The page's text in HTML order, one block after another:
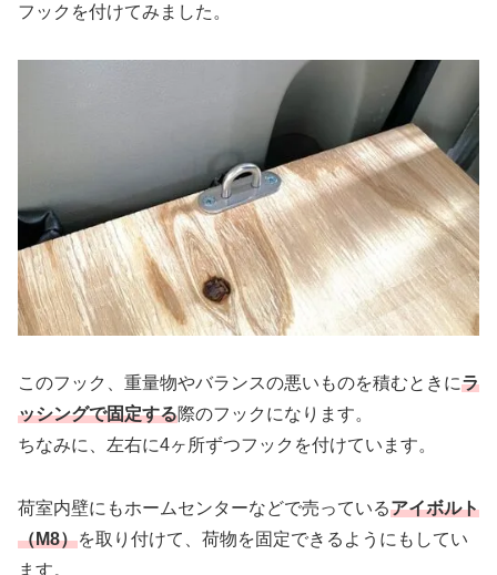
フックを付けてみました。
このフック、重量物やバランスの悪いものを積むときにラ
ッシングで固定する際のフックになります。
ちなみに、左右に4ヶ所ずつフックを付けています。
荷室内壁にもホームセンターなどで売っているアイボルト
（M8）を取り付けて、荷物を固定できるようにもしてい
ます。